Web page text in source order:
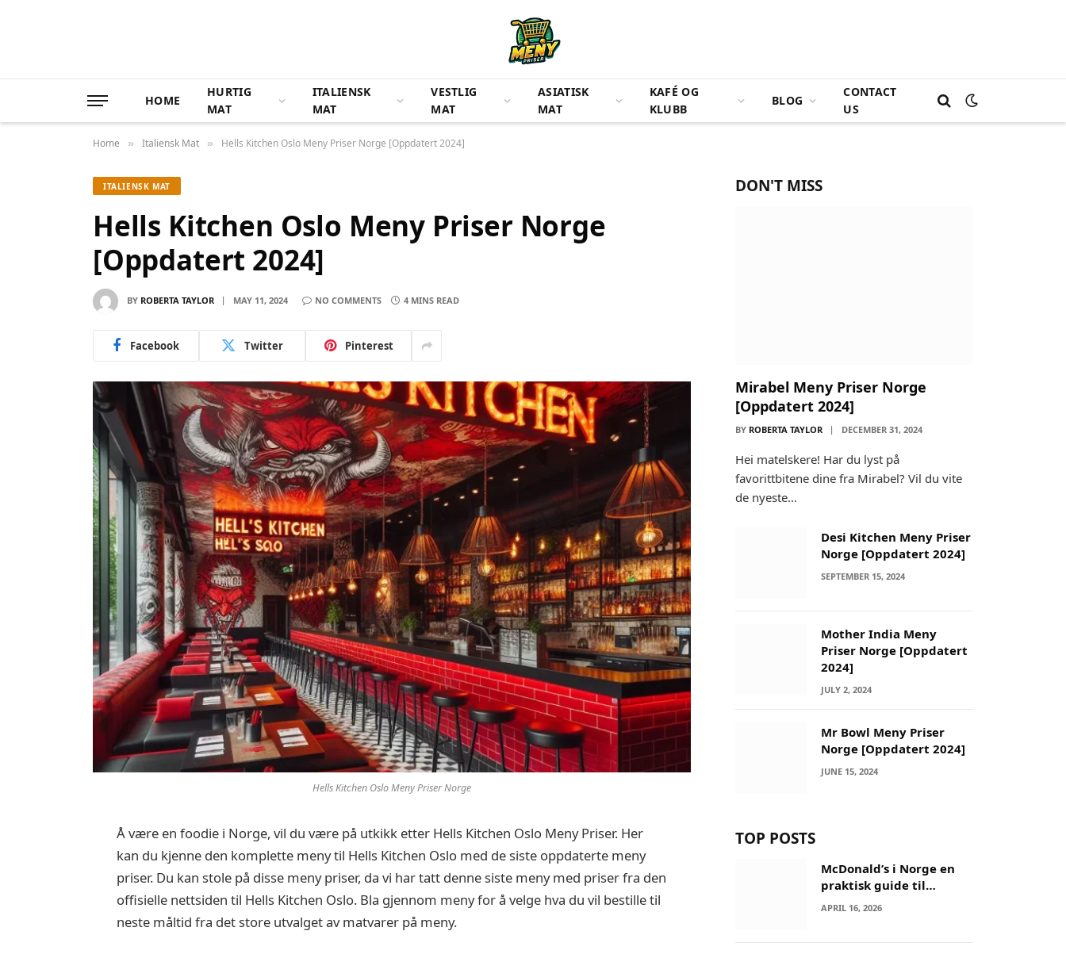
HOME
HURTIG
MAT
ITALIENSK
MAT
VESTLIG
MAT
ASIATISK
MAT
KAFÉ OG
KLUBB
BLOG
CONTACT
US
Home » Italiensk Mat » Hells Kitchen Oslo Meny Priser Norge [Oppdatert 2024]
ITALIENSK MAT
Hells Kitchen Oslo Meny Priser Norge
[Oppdatert 2024]
BY ROBERTA TAYLOR MAY 11, 2024 NO COMMENTS 4 MINS READ
Facebook Twitter Pinterest
Hells Kitchen Oslo Meny Priser Norge
Å være en foodie i Norge, vil du være på utkikk etter Hells Kitchen Oslo Meny Priser. Her
kan du kjenne den komplette meny til Hells Kitchen Oslo med de siste oppdaterte meny
priser. Du kan stole på disse meny priser, da vi har tatt denne siste meny med priser fra den
offisielle nettsiden til Hells Kitchen Oslo. Bla gjennom meny for å velge hva du vil bestille til
neste måltid fra det store utvalget av matvarer på meny.
DON'T MISS
Mirabel Meny Priser Norge
[Oppdatert 2024]
BY ROBERTA TAYLOR DECEMBER 31, 2024
Hei matelskere! Har du lyst på
favorittbitene dine fra Mirabel? Vil du vite
de nyeste…
Desi Kitchen Meny Priser
Norge [Oppdatert 2024]
SEPTEMBER 15, 2024
Mother India Meny
Priser Norge [Oppdatert
2024]
JULY 2, 2024
Mr Bowl Meny Priser
Norge [Oppdatert 2024]
JUNE 15, 2024
TOP POSTS
McDonald’s i Norge en
praktisk guide til
menyer og besøk
APRIL 16, 2026